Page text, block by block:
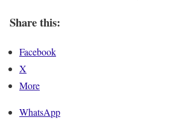
Share this:
Facebook
X
More
WhatsApp